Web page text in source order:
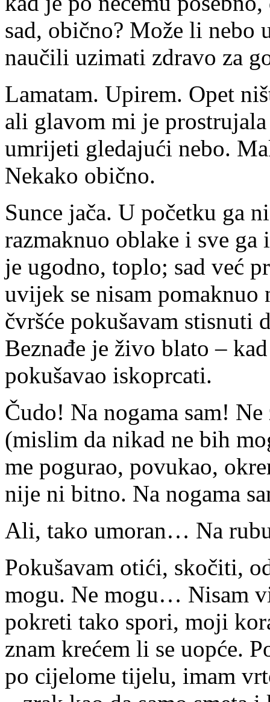
sad, obično? Može li nebo
naučili uzimati zdravo za
Lamatam. Upirem. Opet
ali glavom mi je
umrijeti gledajući nebo.
Nekako obično.
Sunce jača. U početku ga
razmaknuo oblake i sve
je ugodno, toplo; sad već
uvijek se nisam
čvršće pokušavam stisnuti
Beznađe je živo blato –
pokušavao iskoprcati.
Čudo! Na nogama sam!
(mislim da nikad ne bih
me pogurao, povukao,
nije ni bitno. Na nogama
Ali, tako umoran… Na
Pokušavam otići, skočiti,
mogu. Ne mogu… Nisam
pokreti tako spori, moji
znam krećem li se uopće.
po cijelome tijelu, imam